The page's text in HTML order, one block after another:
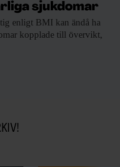
sjukdomar
enligt BMI kan ändå ha
kopplade till övervikt,